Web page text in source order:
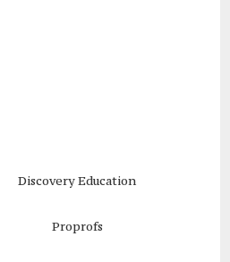
Discovery Education
Proprofs